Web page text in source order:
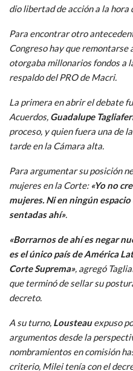
dio libertad de acción a la hora
Para encontrar otro
Congreso hay que remontarse
otorgaba millonarios fondos a
respaldo del PRO de Macri.
La primera en abrir el debate
Acuerdos, Guadalupe
proceso, y quien fuera una de
tarde en la Cámara alta.
Para argumentar su posición
mujeres en la Corte: «Yo no
mujeres. Ni en ningún
sentadas ahí».
«Borrarnos de ahí es negar
es el único país de América
Corte Suprema», agregó
que terminó de sellar su
decreto.
A su turno, Lousteauexpuso
argumentos desde la
nombramientos en comisión
criterio, Milei tenía con el